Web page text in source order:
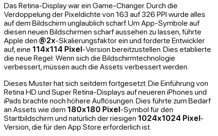
Das Retina-Display war ein Game-Changer. Durch die
Verdoppelung der Pixeldichte von 163 auf 326 PPI wurde alles
auf dem Bildschirm unglaublich scharf. Um App-Symbole auf
diesen neuen Bildschirmen scharf aussehen zu lassen, führte
Apple den @2x-Skalierungsfaktor ein und forderte Entwickler
auf, eine 114x114 Pixel-Version bereitzustellen. Dies etablierte
die neue Regel: Wenn sich die Bildschirmtechnologie
verbessert, müssen auch die Assets verbessert werden.
Dieses Muster hat sich seitdem fortgesetzt. Die Einführung von
Retina HD und Super Retina-Displays auf neueren iPhones und
iPads brachte noch höhere Auflösungen. Dies führte zum Bedarf
an Assets wie dem 180x180 Pixel-Symbol für den
Startbildschirm und natürlich der riesigen 1024x1024 Pixel-
Version, die für den App Store erforderlich ist.